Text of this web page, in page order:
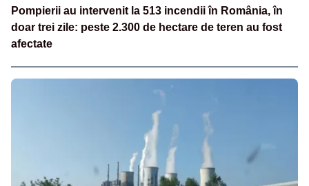
Pompierii au intervenit la 513 incendii în România, în
doar trei zile: peste 2.300 de hectare de teren au fost
afectate